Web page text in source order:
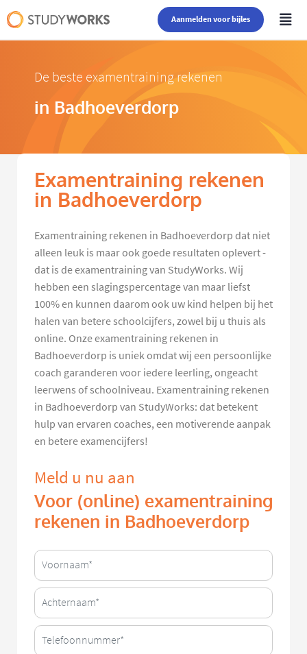
Aanmelden voor bijles
De beste examentraining rekenen
in Badhoeverdorp
Examentraining rekenen
in Badhoeverdorp
Examentraining rekenen in Badhoeverdorp dat niet
alleen leuk is maar ook goede resultaten oplevert -
dat is de examentraining van StudyWorks. Wij
hebben een slagingspercentage van maar liefst
100% en kunnen daarom ook uw kind helpen bij het
halen van betere schoolcijfers, zowel bij u thuis als
online. Onze examentraining rekenen in
Badhoeverdorp is uniek omdat wij een persoonlijke
coach garanderen voor iedere leerling, ongeacht
leerwens of schoolniveau. Examentraining rekenen
in Badhoeverdorp van StudyWorks: dat betekent
hulp van ervaren coaches, een motiverende aanpak
en betere examencijfers!
Meld u nu aan
Voor (online) examentraining
rekenen in Badhoeverdorp